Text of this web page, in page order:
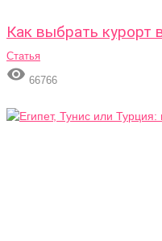
Как выбрать курорт
Статья
 66766